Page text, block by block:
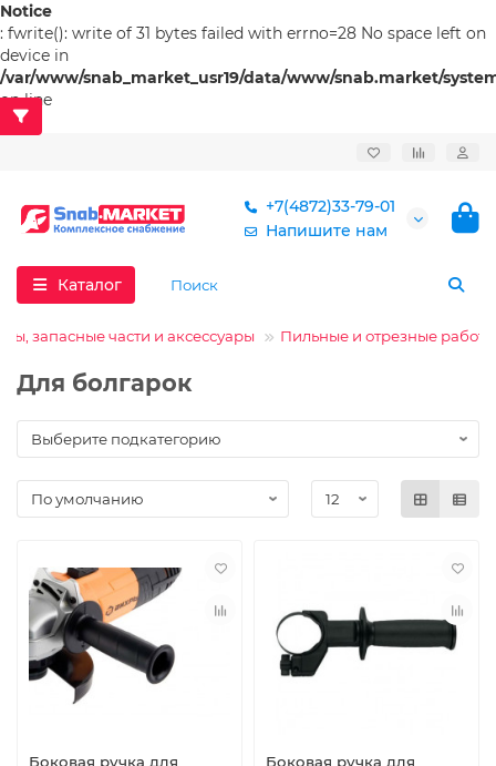
Notice
: fwrite(): write of 31 bytes failed with errno=28 No space left on
device in
/var/www/snab_market_usr19/data/www/snab.market/
on line
53
+7(4872)33-79-01
Напишите нам
Каталог
запасные части и аксессуары Пильные и отрезные работы
Для болгарок
Боковая ручка для
Боковая ручка для